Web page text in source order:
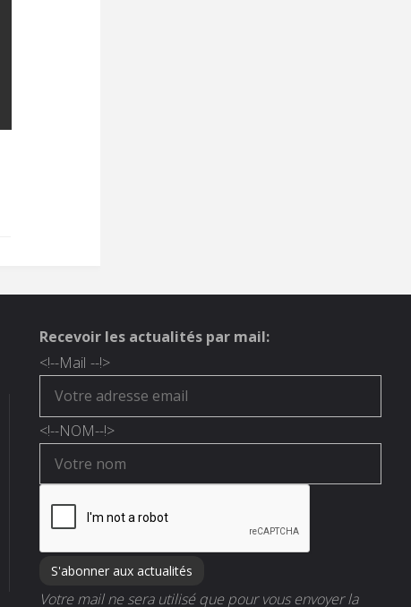
Recevoir les actualités par mail:
<!--Mail --!>
<!--NOM--!>
Votre mail ne sera utilisé que pour vous envoyer la